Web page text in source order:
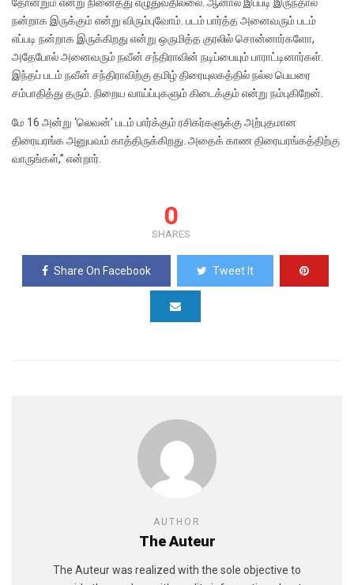
நன்றாக இருக்கும் என்று விரும்புவோம். படம் பார்த்த அனைவரும் படம்
எப்படி நன்றாக இருக்கிறது என்று ஒருமித்த குரலில் சொன்னார்களோ,
அதேபோல் அனைவரும் நவீன் சந்திராவின் நடிப்பையும் பாராட்டினார்கள்.
இந்தப் படம் நவீன் சந்திராவிற்கு தமிழ் திரையுலகத்தில் நல்ல பெயரை
சம்பாதித்து தரும். நிறைய வாய்ப்புகளும் கிடைக்கும் என்று நம்புகிறேன்.
மே 16 அன்று ‘லெவன்’ படம் பார்க்கும் ரசிகர்களுக்கு அற்புதமான
திரையரங்க அனுபவம் காத்திருக்கிறது. அதைக் காண திரையரங்கத்திற்கு
வாருங்கள்,” என்றார்.
0
SHARES
Share On Facebook Tweet It
AUTHOR
The Auteur
The Auteur was realized with the sole objective to